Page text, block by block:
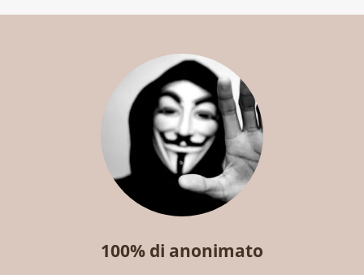
100% di anonimato